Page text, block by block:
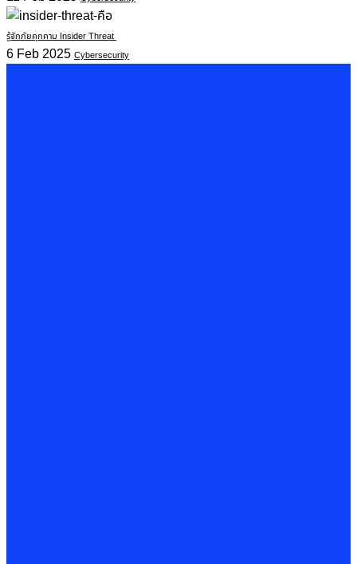
รู้จักภัยคุกคาม Insider Threat
6 Feb 2025 Cybersecurity